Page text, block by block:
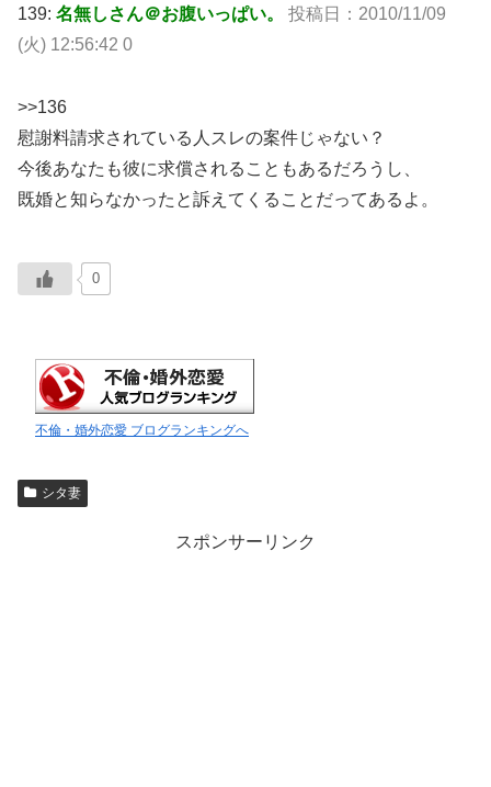
139: 名無しさん＠お腹いっぱい。 投稿日：2010/11/09
(火) 12:56:42 0
>>136
慰謝料請求されている人スレの案件じゃない？
今後あなたも彼に求償されることもあるだろうし、
既婚と知らなかったと訴えてくることだってあるよ。
0
不倫・婚外恋愛 ブログランキングへ
シタ妻
スポンサーリンク